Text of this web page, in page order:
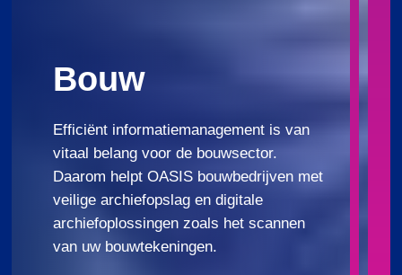
Bouw
Efficiënt informatiemanagement is van
vitaal belang voor de bouwsector.
Daarom helpt OASIS bouwbedrijven met
veilige archiefopslag en digitale
archiefoplossingen zoals het scannen
van uw bouwtekeningen.